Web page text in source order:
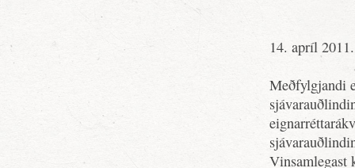
14. apríl 2011.
Meðfylgjandi